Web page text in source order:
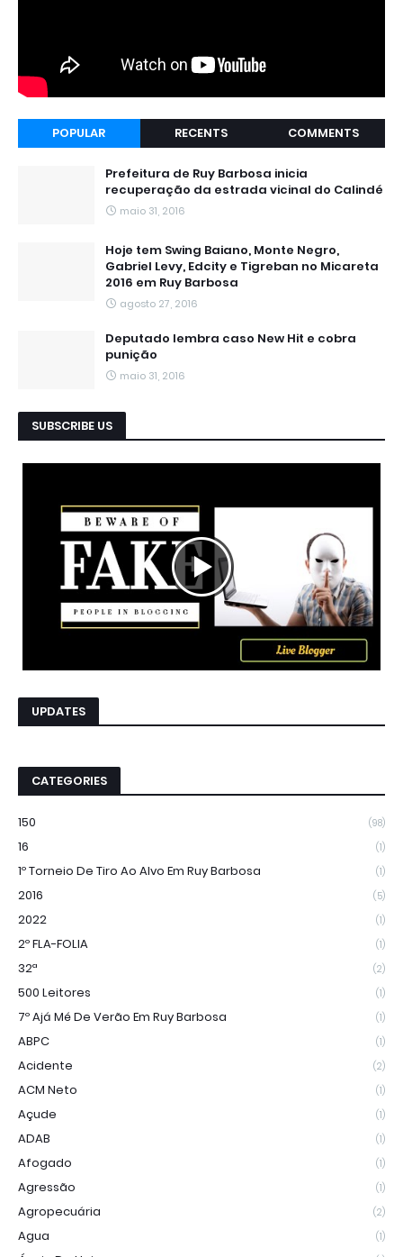
POPULAR RECENTS COMMENTS
Prefeitura de Ruy Barbosa inicia
recuperação da estrada vicinal do Calindé
maio 31, 2016
Hoje tem Swing Baiano, Monte Negro,
Gabriel Levy, Edcity e Tigreban no Micareta
2016 em Ruy Barbosa
agosto 27, 2016
Deputado lembra caso New Hit e cobra
punição
maio 31, 2016
SUBSCRIBE US
UPDATES
CATEGORIES
150 (98)
16 (1)
1º Torneio De Tiro Ao Alvo Em Ruy Barbosa (1)
2016 (5)
2022 (1)
2º FLA-FOLIA (1)
32ª (2)
500 Leitores (1)
7º Ajá Mé De Verão Em Ruy Barbosa (1)
ABPC (1)
Acidente (2)
ACM Neto (1)
Açude (1)
ADAB (1)
Afogado (1)
Agressão (1)
Agropecuária (2)
Agua (1)